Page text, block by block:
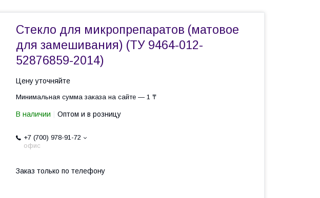
Стекло для микропрепаратов (матовое
для замешивания) (ТУ 9464-012-
52876859-2014)
Цену уточняйте
Минимальная сумма заказа на сайте — 1 ₸
В наличии Оптом и в розницу
+7 (700) 978-91-72
офис
Заказ только по телефону